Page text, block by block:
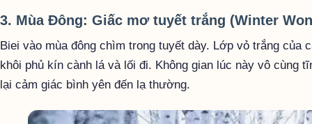
3. Mùa Đông: Giấc mơ tuyết trắng (Winter
Biei vào mùa đông chìm trong tuyết dày. Lớp vỏ trắng
khôi phủ kín cành lá và lối đi. Không gian lúc này vô cùng
lại cảm giác bình yên đến lạ thường.